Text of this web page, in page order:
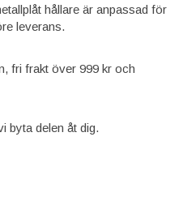
hållare är anpassad för
leverans.
fri frakt över 999 kr och
byta delen åt dig.